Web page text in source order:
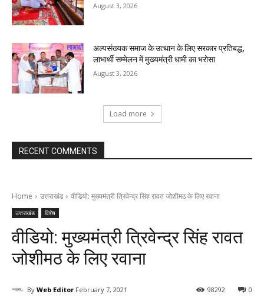
August 3, 2026
अल्पसंख्यक समाज के उत्थान के लिए सरकार प्रतिबद्ध,
लाभार्थी सम्मेलन में मुख्यमंत्री धामी का भरोसा
August 3, 2026
Load more
RECENT COMMENTS